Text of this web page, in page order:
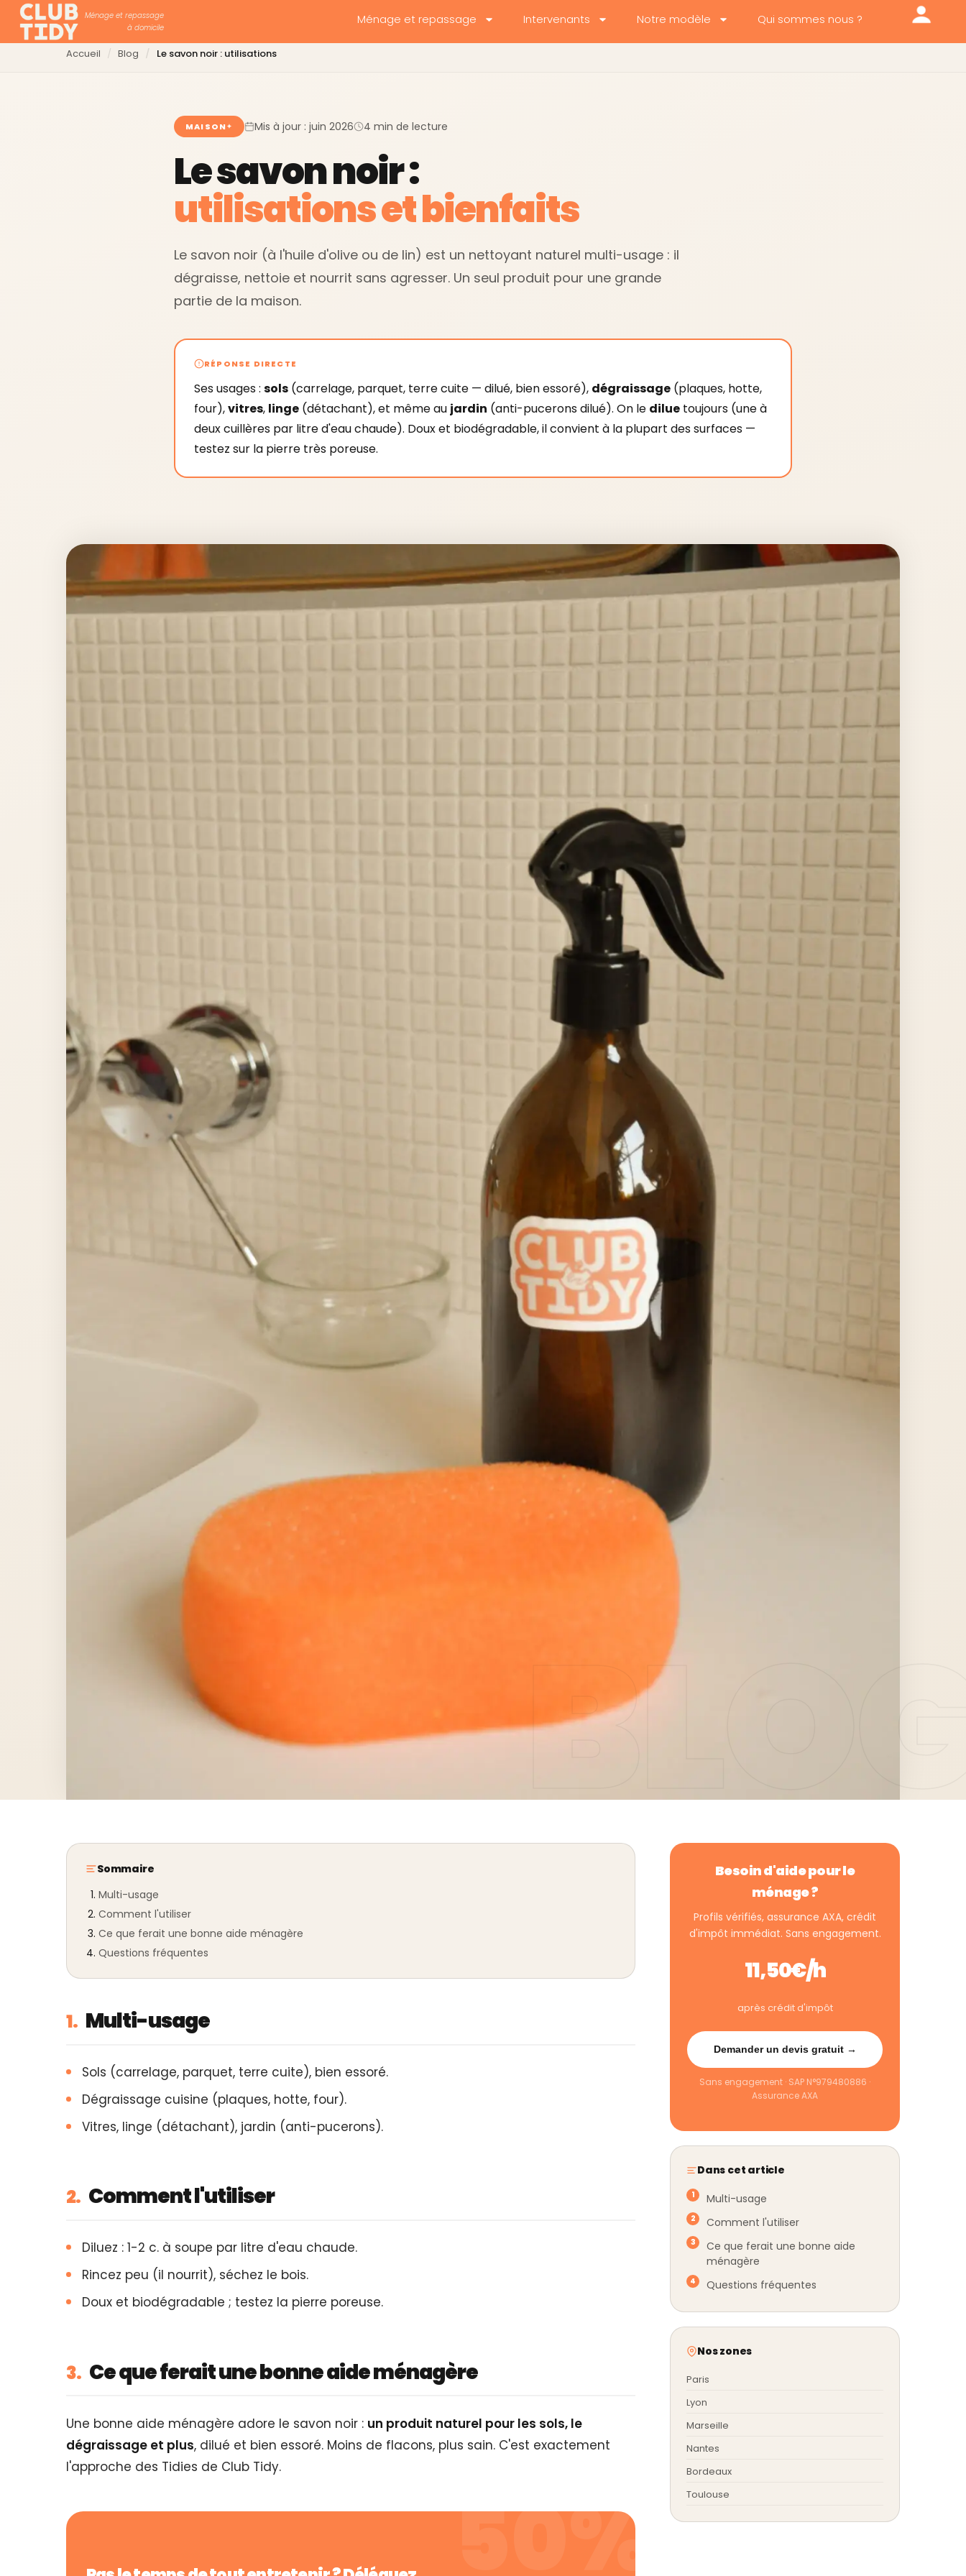
Ménage et repassage
à domicile
Ménage et repassage Intervenants Notre modèle Qui sommes nous ?
Accueil Blog Le savon noir : utilisations
MAISON Mis à jour : juin 2026 4 min de lecture
Le savon noir :
utilisations et bienfaits
Le savon noir (à l'huile d'olive ou de lin) est un nettoyant naturel multi-usage : il
dégraisse, nettoie et nourrit sans agresser. Un seul produit pour une grande
partie de la maison.
RÉPONSE DIRECTE
Ses usages : sols (carrelage, parquet, terre cuite — dilué, bien essoré), dégraissage (plaques, hotte,
four),vitres, linge (détachant), et même au jardin (anti-pucerons dilué). On le dilue toujours (une à
deux cuillères par litre d'eau chaude). Doux et biodégradable, il convient à la plupart des surfaces —
testez sur la pierre très poreuse.
Sommaire
Multi-usage
Comment l'utiliser
Ce que ferait une bonne aide ménagère
Questions fréquentes
1. Multi-usage
Sols (carrelage, parquet, terre cuite), bien essoré.
Dégraissage cuisine (plaques, hotte, four).
Vitres, linge (détachant), jardin (anti-pucerons).
2. Comment l'utiliser
Diluez : 1-2 c. à soupe par litre d'eau chaude.
Rincez peu (il nourrit), séchez le bois.
Doux et biodégradable ; testez la pierre poreuse.
3. Ce que ferait une bonne aide ménagère
Une bonne aide ménagère adore le savon noir : un produit naturel pour les sols, le
dégraissage et plus, dilué et bien essoré. Moins de flacons, plus sain. C'est exactement
l'approche des Tidies de Club Tidy.
Besoin d'aide pour le
ménage ?
Profils vérifiés, assurance AXA, crédit
d'impôt immédiat. Sans engagement.
11,50€/h
après crédit d'impôt
Demander un devis gratuit →
Sans engagement · SAP N°979480886 ·
Assurance AXA
Dans cet article
Multi-usage
Comment l'utiliser
Ce que ferait une bonne aide
ménagère
Questions fréquentes
Nos zones
Paris
Lyon
Marseille
Nantes
Bordeaux
Toulouse